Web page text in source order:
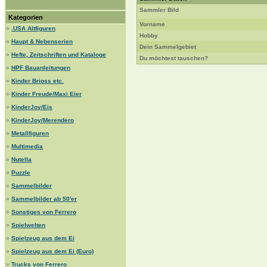
Kategorien
»
.USA Altfiguren
» Haupt & Nebenserien
» Hefte, Zeitschriften und Kataloge
» HPF Bauanleitungen
» Kinder Brioss etc.
» Kinder Freude/Maxi Eier
» KinderJoy/Eis
» KinderJoy/Merendero
» Metallfiguren
» Multimedia
» Nutella
» Puzzle
» Sammelbilder
» Sammelbilder ab 50'er
» Sonstiges von Ferrero
» Spielwelten
» Spielzeug aus dem Ei
» Spielzeug aus dem Ei (Euro)
» Trucks von Ferrero
Sammler Bild
Vorname
Hobby
Dein Sammelgebiet
Du möchtest tauschen?